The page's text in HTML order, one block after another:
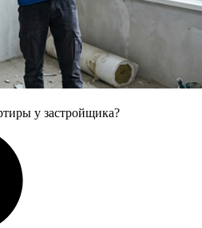
у застройщика?